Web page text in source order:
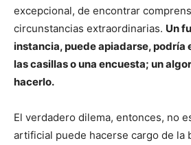
excepcional, de encontrar
circunstancias extraordinarias. Un
instancia, puede apiadarse, podría
las casillas o una encuesta; un
hacerlo.
El verdadero dilema, entonces, no
artificial puede hacerse cargo de la